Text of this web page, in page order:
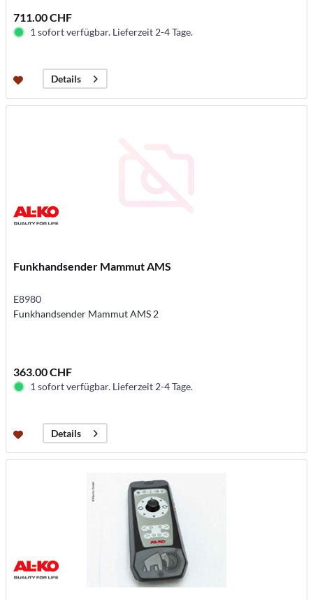
711.00 CHF
1 sofort verfügbar. Lieferzeit 2-4 Tage.
Details
Funkhandsender Mammut AMS
E8980
Funkhandsender Mammut AMS 2
363.00 CHF
1 sofort verfügbar. Lieferzeit 2-4 Tage.
Details